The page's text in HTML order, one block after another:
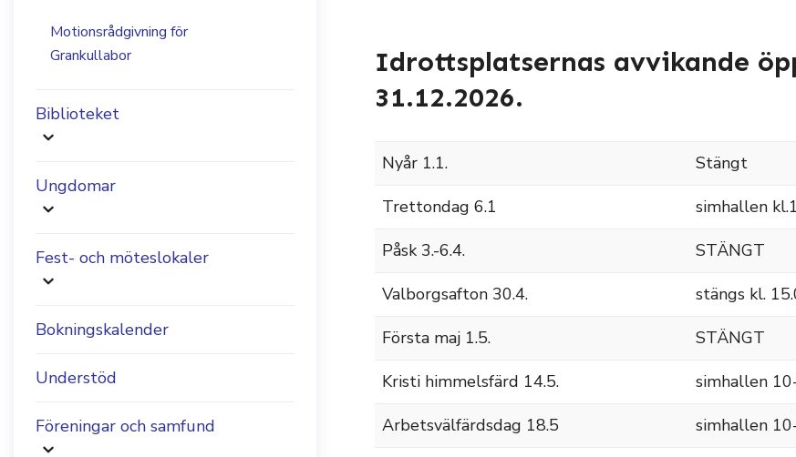
Motionsrådgivning för
Grankullabor
Biblioteket
Ungdomar
Fest- och möteslokaler
Bokningskalender
Understöd
Föreningar och samfund
Idrottsplatsernas avvikande
31.12.2026.
Nyår 1.1.
Stängt
Trettondag 6.1
simhallen
Påsk 3.-6.4.
STÄNGT
Valborgsafton 30.4.
stängs kl.
Första maj 1.5.
STÄNGT
Kristi himmelsfärd 14.5.
simhallen
Arbetsvälfärdsdag 18.5
simhallen